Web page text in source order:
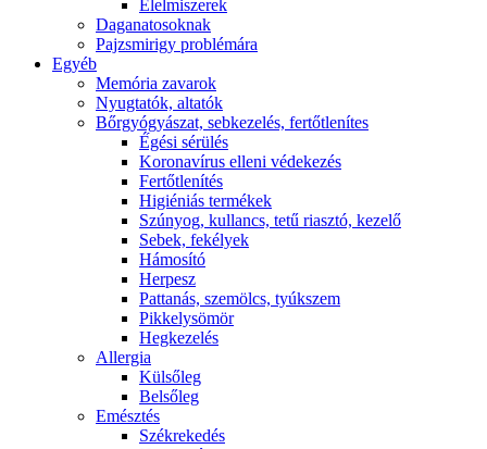
É́lelmiszerek
Daganatosoknak
Pajzsmirigy problémára
Egyéb
Memória zavarok
Nyugtatók, altatók
Bőrgyógyászat, sebkezelés, fertőtlenítes
É́gési sérülés
Koronavírus elleni védekezés
Fertőtlenítés
Higiéniás termékek
Szúnyog, kullancs, tetű riasztó, kezelő
Sebek, fekélyek
Hámosító
Herpesz
Pattanás, szemölcs, tyúkszem
Pikkelysömör
Hegkezelés
Allergia
Külsőleg
Belsőleg
Emésztés
Székrekedés